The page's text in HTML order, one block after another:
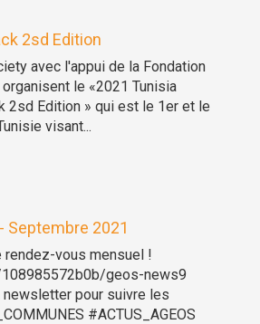
2sd Edition
avec l'appui de la Fondation
le «2021 Tunisia
2sd Edition » qui est le 1er et le
visant...
Septembre 2021
rendez-vous mensuel !
geos-news9
pour suivre les
#ACTUS_AGEOS